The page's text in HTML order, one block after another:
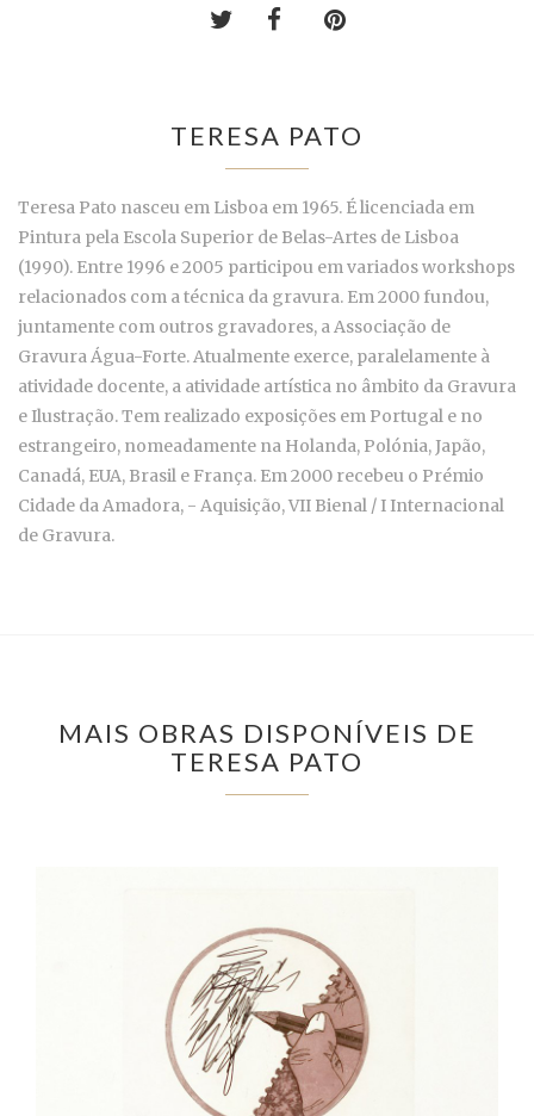
TERESA PATO
Teresa Pato nasceu em Lisboa em 1965. É licenciada em
Pintura pela Escola Superior de Belas-Artes de Lisboa
(1990). Entre 1996 e 2005 participou em variados workshops
relacionados com a técnica da gravura. Em 2000 fundou,
juntamente com outros gravadores, a Associação de
Gravura Água-Forte. Atualmente exerce, paralelamente à
atividade docente, a atividade artística no âmbito da Gravura
e Ilustração. Tem realizado exposições em Portugal e no
estrangeiro, nomeadamente na Holanda, Polónia, Japão,
Canadá, EUA, Brasil e França. Em 2000 recebeu o Prémio
Cidade da Amadora, - Aquisição, VII Bienal / I Internacional
de Gravura.
MAIS OBRAS DISPONÍVEIS DE
TERESA PATO